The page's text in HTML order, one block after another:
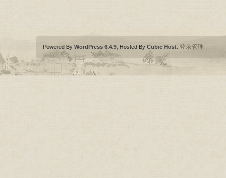
Powered By WordPress 6.4.9 , Hosted By Cubic Host 登录管理